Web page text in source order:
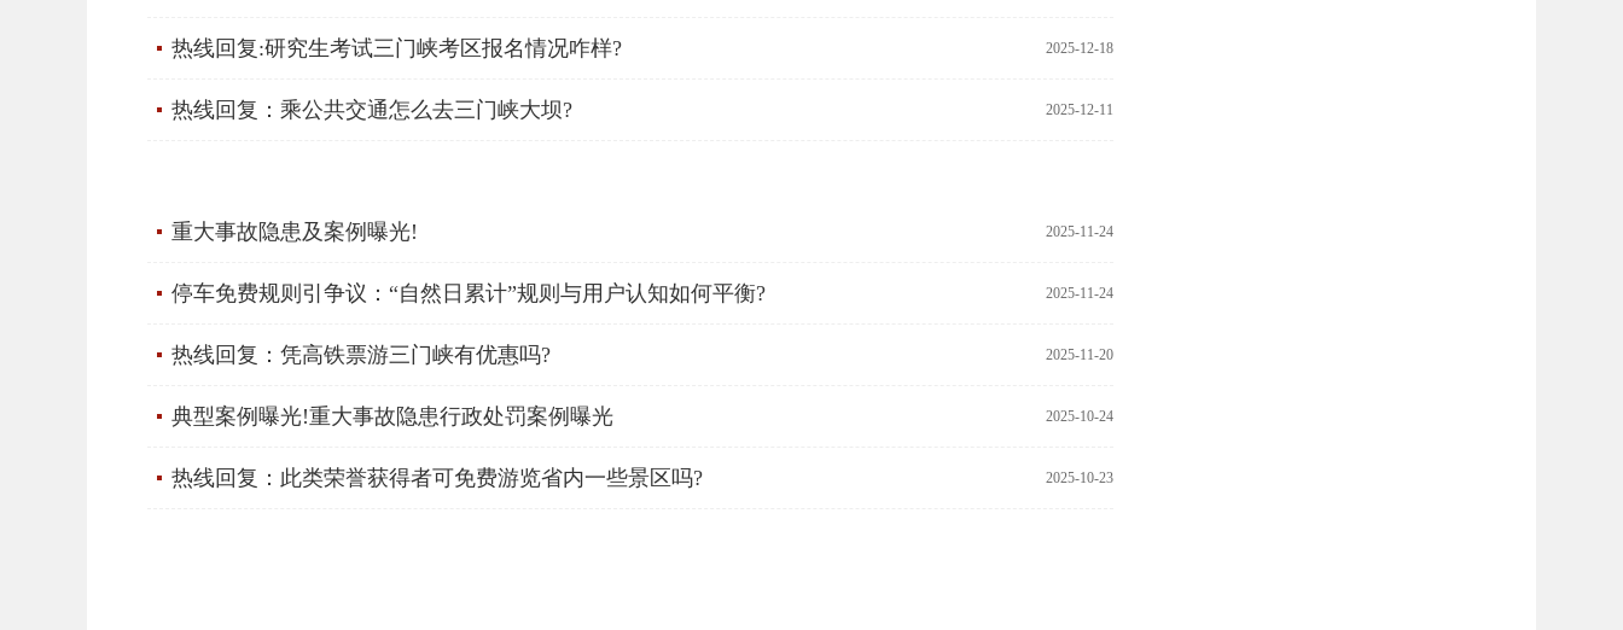
2025-12-18
热线回复:研究生考试三门峡考区报名情况咋样?
2025-12-11
热线回复：乘公共交通怎么去三门峡大坝?
2025-11-24
重大事故隐患及案例曝光!
2025-11-24
停车免费规则引争议：“自然日累计”规则与用户认知如何平衡?
2025-11-20
热线回复：凭高铁票游三门峡有优惠吗?
2025-10-24
典型案例曝光!重大事故隐患行政处罚案例曝光
2025-10-23
热线回复：此类荣誉获得者可免费游览省内一些景区吗?